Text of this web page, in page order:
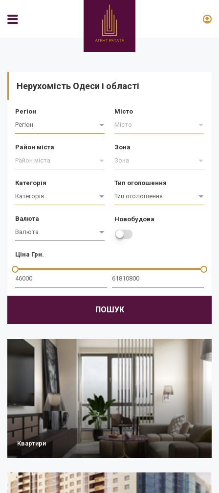
Нерухомість Одеси і області
Регіон
Регіон
Місто
Місто
Район міста
Район міста
Зона
Зона
Категорія
Категорія
Тип оголошення
Тип оголошення
Валюта
Валюта
Новобудова
Ціна Грн.
ПОШУК
Квартири